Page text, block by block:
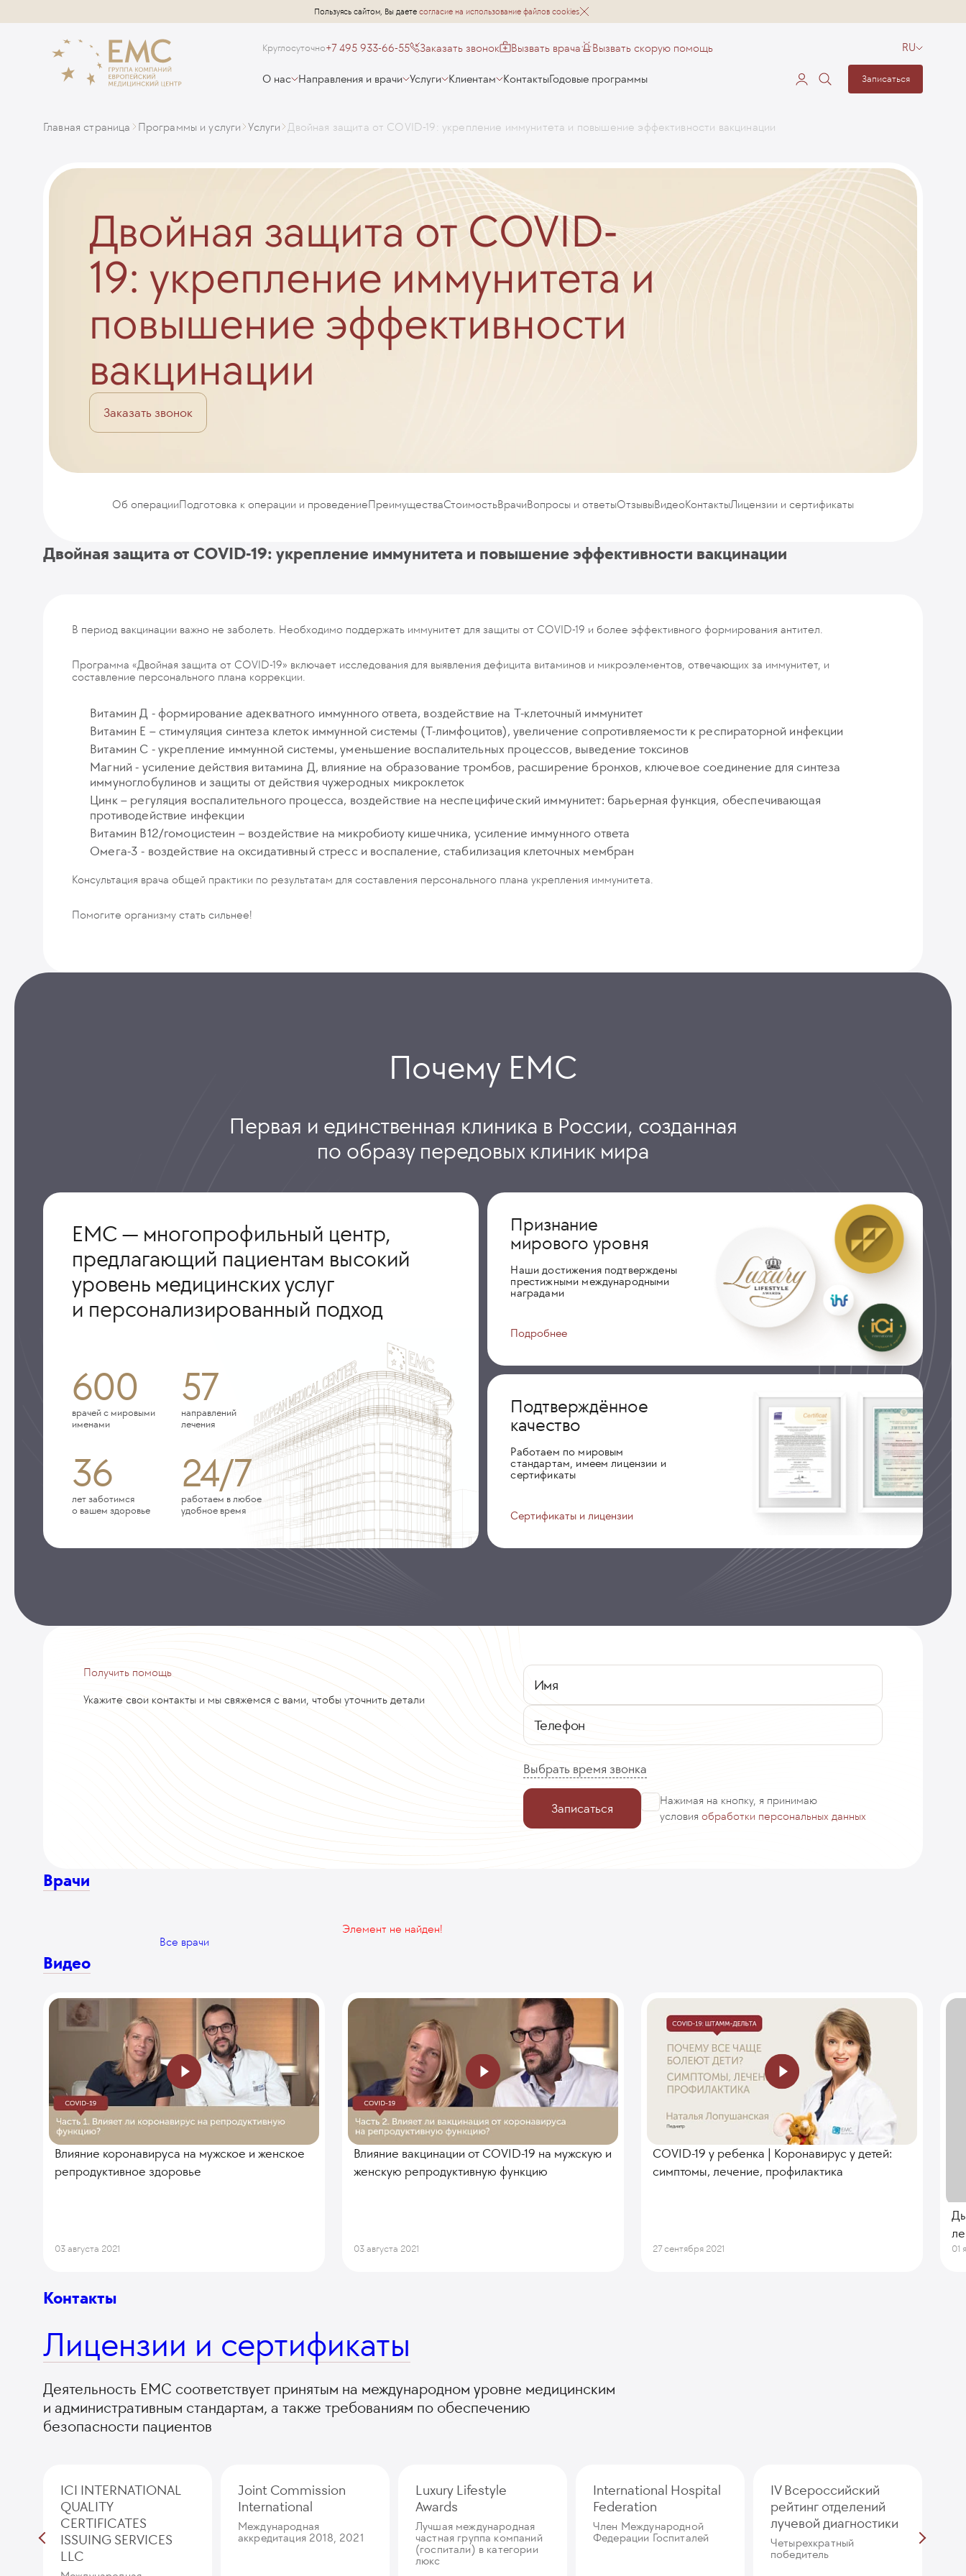
Пользуясь сайтом, Вы даете согласие на использование файлов cookies
Круглосуточно+7 495 933-66-55 Заказать звонок Вызвать врача Вызвать скорую помощь RU
О нас Направления и врачи Услуги Клиентам КонтактыГодовые программы Записаться
Главная страница Программы и услуги Услуги Двойная защита от COVID-19: укрепление иммунитета и повышение эффективности вакцинации
Двойная защита от COVID-
19: укрепление иммунитета и
повышение эффективности
вакцинации
Заказать звонок
Об операцииПодготовка к операции и проведениеПреимуществаСтоимостьВрачиВопросы и ответыОтзывыВидеоКонтактыЛицензии и сертификаты
Двойная защита от COVID-19: укрепление иммунитета и повышение эффективности вакцинации
В период вакцинации важно не заболеть. Необходимо поддержать иммунитет для защиты от COVID-19 и более эффективного формирования антител.
Программа «Двойная защита от COVID-19» включает исследования для выявления дефицита витаминов и микроэлементов, отвечающих за иммунитет, и
составление персонального плана коррекции.
Витамин Д - формирование адекватного иммунного ответа, воздействие на Т-клеточный иммунитет
Витамин Е – стимуляция синтеза клеток иммунной системы (Т-лимфоцитов), увеличение сопротивляемости к респираторной инфекции
Витамин С - укрепление иммунной системы, уменьшение воспалительных процессов, выведение токсинов
Магний - усиление действия витамина Д, влияние на образование тромбов, расширение бронхов, ключевое соединение для синтеза
иммуноглобулинов и защиты от действия чужеродных микроклеток
Цинк – регуляция воспалительного процесса, воздействие на неспецифический иммунитет: барьерная функция, обеспечивающая
противодействие инфекции
Витамин B12/гомоцистеин – воздействие на микробиоту кишечника, усиление иммунного ответа
Омега-3 - воздействие на оксидативный стресс и воспаление, стабилизация клеточных мембран
Консультация врача общей практики по результатам для составления персонального плана укрепления иммунитета.
Помогите организму стать сильнее!
Почему ЕМС
Первая и единственная клиника в России, созданная
по образу передовых клиник мира
ЕМС — многопрофильный центр,
предлагающий пациентам высокий
уровень медицинских услуг
и персонализированный подход
600
врачей с мировыми
именами
57
направлений
лечения
36
лет заботимся
о вашем здоровье
24/7
работаем в любое
удобное время
Признание
мирового уровня
Наши достижения подтверждены
престижными международными
наградами
Подробнее
Подтверждённое
качество
Работаем по мировым
стандартам, имеем лицензии и
сертификаты
Сертификаты и лицензии
Получить помощь
Укажите свои контакты и мы свяжемся с вами, чтобы уточнить детали
Имя
Телефон
Выбрать время звонка
Нажимая на кнопку, я принимаю
условия обработки персональных данных
Записаться
Врачи
Все врачи
Элемент не найден!
Видео
Влияние коронавируса на мужское и женское
репродуктивное здоровье
03 августа 2021
Влияние вакцинации от COVID-19 на мужскую и
женскую репродуктивную функцию
03 августа 2021
COVID-19 у ребенка | Коронавирус у детей:
симптомы, лечение, профилактика
27 сентября 2021 01
Контакты
Лицензии и сертификаты
Деятельность ЕМС соответствует принятым на международном уровне медицинским
и административным стандартам, а также требованиям по обеспечению
безопасности пациентов
ICI INTERNATIONAL
QUALITY
CERTIFICATES
ISSUING SERVICES
LLC
Joint Commission
International
Международная
аккредитация 2018, 2021
Luxury Lifestyle
Awards
Лучшая международная
частная группа компаний
(госпитали) в категории
люкс
International Hospital
Federation
Член Международной
Федерации Госпиталей
IV Всероссийский
рейтинг отделений
лучевой диагностики
Четырехкратный
победитель